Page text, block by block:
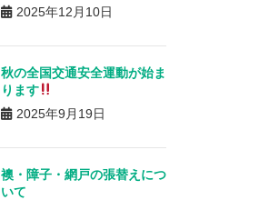
2025年12月10日
秋の全国交通安全運動が始ま
ります
2025年9月19日
襖・障子・網戸の張替えにつ
いて